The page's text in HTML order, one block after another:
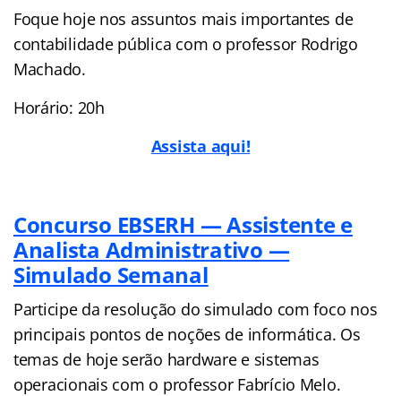
Foque hoje nos assuntos mais importantes de
contabilidade pública com o professor Rodrigo
Machado.
Horário: 20h
Assista aqui!
Concurso EBSERH — Assistente e
Analista Administrativo —
Simulado Semanal
Participe da resolução do simulado com foco nos
principais pontos de noções de informática. Os
temas de hoje serão hardware e sistemas
operacionais com o professor Fabrício Melo.